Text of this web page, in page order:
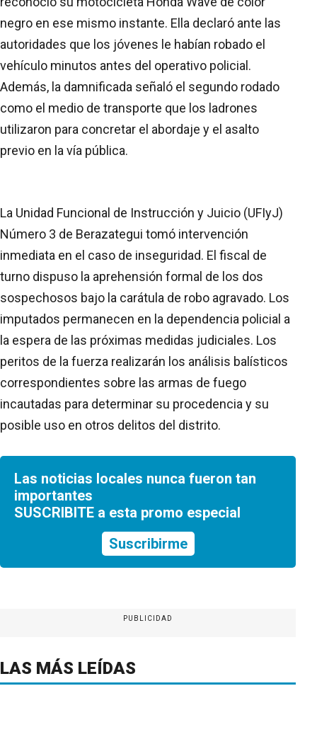
negro en ese mismo instante. Ella declaró ante las
autoridades que los jóvenes le habían robado el
vehículo minutos antes del operativo policial.
Además, la damnificada señaló el segundo rodado
como el medio de transporte que los ladrones
utilizaron para concretar el abordaje y el asalto
previo en la vía pública.
La Unidad Funcional de Instrucción y Juicio (UFIyJ)
Número 3 de Berazategui tomó intervención
inmediata en el caso de inseguridad. El fiscal de
turno dispuso la aprehensión formal de los dos
sospechosos bajo la carátula de robo agravado. Los
imputados permanecen en la dependencia policial a
la espera de las próximas medidas judiciales. Los
peritos de la fuerza realizarán los análisis balísticos
correspondientes sobre las armas de fuego
incautadas para determinar su procedencia y su
posible uso en otros delitos del distrito.
Las noticias locales nunca fueron tan
importantes
SUSCRIBITE a esta promo especial
Suscribirme
PUBLICIDAD
LAS MÁS LEÍDAS